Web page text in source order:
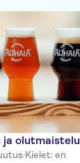
olutmaistelu
·Kielet: en